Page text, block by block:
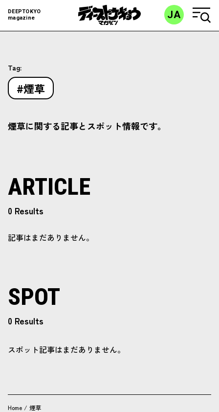
DEEPTOKYO
magazine
JA
Tag:
#煙草
煙草に関する記事とスポット情報です。
ARTICLE
0 Results
記事はまだありません。
SPOT
0 Results
スポット記事はまだありません。
Home / 煙草